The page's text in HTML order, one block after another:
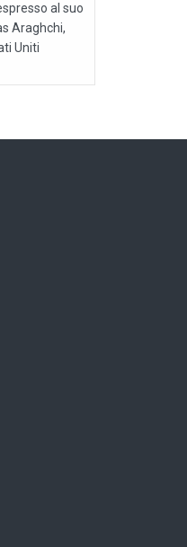
al suo
Araghchi,
Uniti